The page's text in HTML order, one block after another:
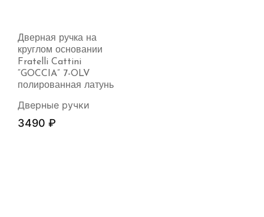
Дверная ручка на
круглом основании
Fratelli Cattini
“GOCCIA” 7-OLV
полированная латунь
Дверные ручки
3490 ₽